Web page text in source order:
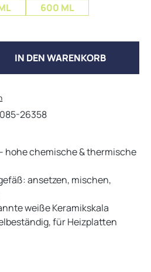
600 ML
den gewünschten
IN DEN WARENKORB
26358
hohe chemische & thermische
ansetzen, mischen,
weiße Keramikskala
für Heizplatten